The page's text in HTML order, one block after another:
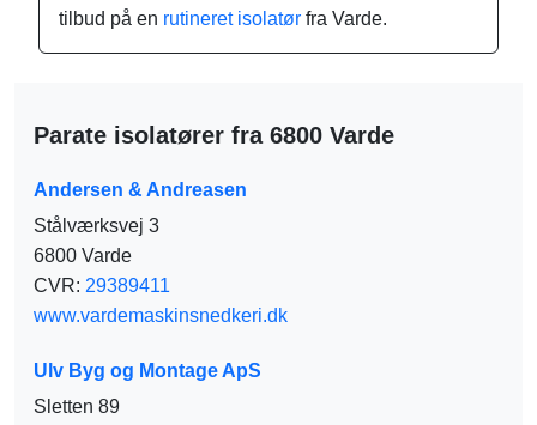
tilbud på en rutineret isolatør fra Varde.
Parate isolatører fra 6800 Varde
Andersen & Andreasen
Stålværksvej 3
6800 Varde
CVR: 29389411
www.vardemaskinsnedkeri.dk
Ulv Byg og Montage ApS
Sletten 89